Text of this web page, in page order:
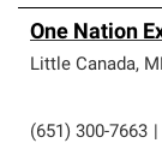
One Nation
Little Canada,
(651) 300-7663